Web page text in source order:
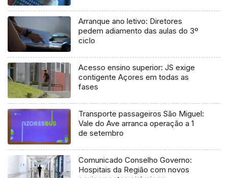
Arranque ano letivo: Diretores
pedem adiamento das aulas do 3º
ciclo
Acesso ensino superior: JS exige
contigente Açores em todas as
fases
Transporte passageiros São Miguel:
Vale do Ave arranca operação a 1
de setembro
Comunicado Conselho Governo:
Hospitais da Região com novos